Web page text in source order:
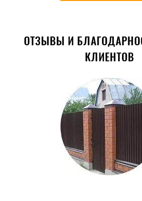
ОТЗЫВЫ И
КЛИЕНТОВ